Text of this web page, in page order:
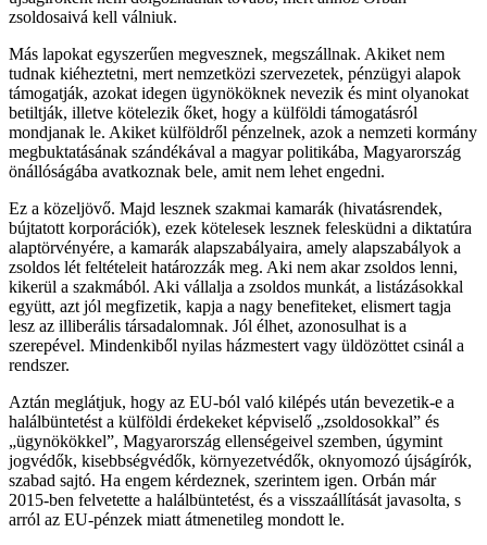
zsoldosaivá kell válniuk.
Más lapokat egyszerűen megvesznek, megszállnak. Akiket nem
tudnak kiéheztetni, mert nemzetközi szervezetek, pénzügyi alapok
támogatják, azokat idegen ügynököknek nevezik és mint olyanokat
betiltják, illetve kötelezik őket, hogy a külföldi támogatásról
mondjanak le. Akiket külföldről pénzelnek, azok a nemzeti kormány
megbuktatásának szándékával a magyar politikába, Magyarország
önállóságába avatkoznak bele, amit nem lehet engedni.
Ez a közeljövő. Majd lesznek szakmai kamarák (hivatásrendek,
bújtatott korporációk), ezek kötelesek lesznek felesküdni a diktatúra
alaptörvényére, a kamarák alapszabályaira, amely alapszabályok a
zsoldos lét feltételeit határozzák meg. Aki nem akar zsoldos lenni,
kikerül a szakmából. Aki vállalja a zsoldos munkát, a listázásokkal
együtt, azt jól megfizetik, kapja a nagy benefiteket, elismert tagja
lesz az illiberális társadalomnak. Jól élhet, azonosulhat is a
szerepével. Mindenkiből nyilas házmestert vagy üldözöttet csinál a
rendszer.
Aztán meglátjuk, hogy az EU-ból való kilépés után bevezetik-e a
halálbüntetést a külföldi érdekeket képviselő „zsoldosokkal” és
„ügynökökkel”, Magyarország ellenségeivel szemben, úgymint
jogvédők, kisebbségvédők, környezetvédők, oknyomozó újságírók,
szabad sajtó. Ha engem kérdeznek, szerintem igen. Orbán már
2015-ben felvetette a halálbüntetést, és a visszaállítását javasolta, s
arról az EU-pénzek miatt átmenetileg mondott le.